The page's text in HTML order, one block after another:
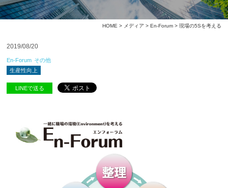
HOME> メディア > En-Forum> 現場の5Sを考える
2019/08/20
En-Forum その他
生産性向上
LINEで送る